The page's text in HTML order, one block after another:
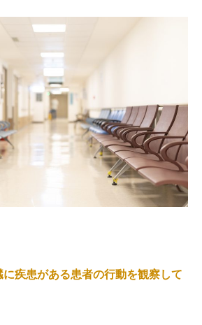
疾患がある患者の行動を観察して